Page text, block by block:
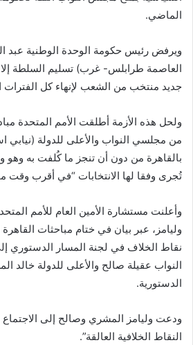
الماضي.
ويرفض رئيس حكومة الوحدة الوطنية عبد
العاصمة طرابلس- غرب) تسليم السلطة إلا
جديد منتخب من الشعب لإنهاء كل الفترات
ولحل هذه الأزمة أطلقت الأمم المتحدة
من مجلسي النواب والأعلى للدولة (نيابي
بالقاهرة من دون أن تنجز ما كُلفت به وهو
تُجرى وفقا لها الانتخابات “في أقرب وقت
وأعلنت مستشارة الأمين العام للأمم
وليامز، عبر بيان في ختام مباحثات
نقاط الخلاف في لجنة المسار
النواب عقيلة صالح والأعلى للدولة خالد
الدستورية.
ودعت وليامز المشري وصالح إلى
النقاط الخلافية العالقة”.